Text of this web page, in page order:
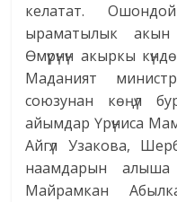
келатат.
ыраматылык акын
Өмүрүнүн акыркы
Маданият
союзунан көңүл
айымдар Үрүниса
Айгүл Узакова,
наамдарын
Майрамкан